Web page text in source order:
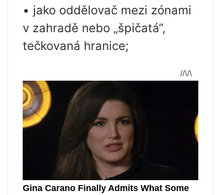
• jako oddělovač mezi zónami
v zahradě nebo „špičatá“,
tečkovaná hranice;